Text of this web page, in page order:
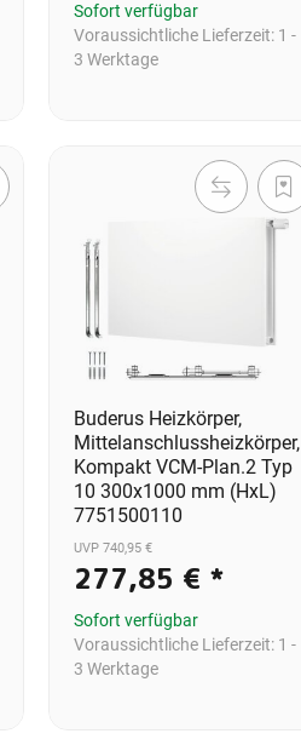
Sofort verfügbar
Voraussichtliche Lieferzeit: 1 -
3 Werktage
Buderus Heizkörper,
Mittelanschlussheizkörper,
Kompakt VCM-Plan.2 Typ
10 300x1000 mm (HxL)
7751500110
UVP 740,95 €
277,85 € *
Sofort verfügbar
Voraussichtliche Lieferzeit: 1 -
3 Werktage